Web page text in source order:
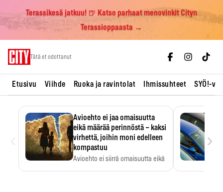
Terassikesä jatkuu! 🍺 Katso parhaat menovinkit Cityn
Terassioppaasta →
Tätä et odottanut
Etusivu Viihde Ruoka ja ravintolat Ihmissuhteet SYÖ!-
Avioehto ei jaa omaisuutta
eikä määrää perinnöstä – kaksi
virhettä, joihin moni edelleen
kompastuu
Avioehto ei siirrä omaisuutta eikä
›